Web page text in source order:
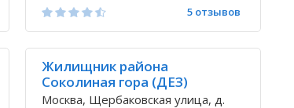
5 отзывов
Жилищник района
Соколиная гора (ДЕЗ)
Москва, Щербаковская улица, д.